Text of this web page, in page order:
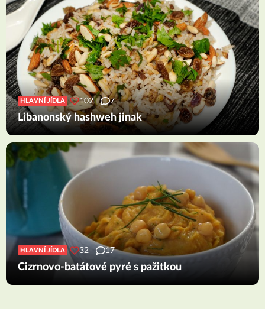
HLAVNÍ JÍDLA 102 7
Libanonský hashweh jinak
HLAVNÍ JÍDLA 32 17
Cizrnovo-batátové pyré s pažitkou